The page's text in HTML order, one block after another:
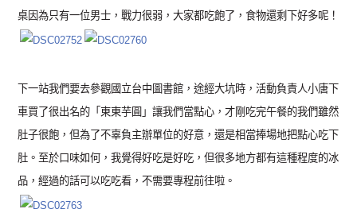
桌因為只有一位男士，戰力很弱，大家都吃飽了，食物還剩下好多呢！
下一站我們要去參觀國立台中圖書館，途經大坑時，活動負責人小唐下
車買了很出名的「東東芋圓」讓我們當點心，才剛吃完午餐的我們雖然
肚子很飽，但為了不辜負主辦單位的好意，還是相當捧場地把點心吃下
肚。至於口味如何，我覺得好吃是好吃，但很多地方都有這種程度的冰
品，經過的話可以吃吃看，不需要專程前往啦。